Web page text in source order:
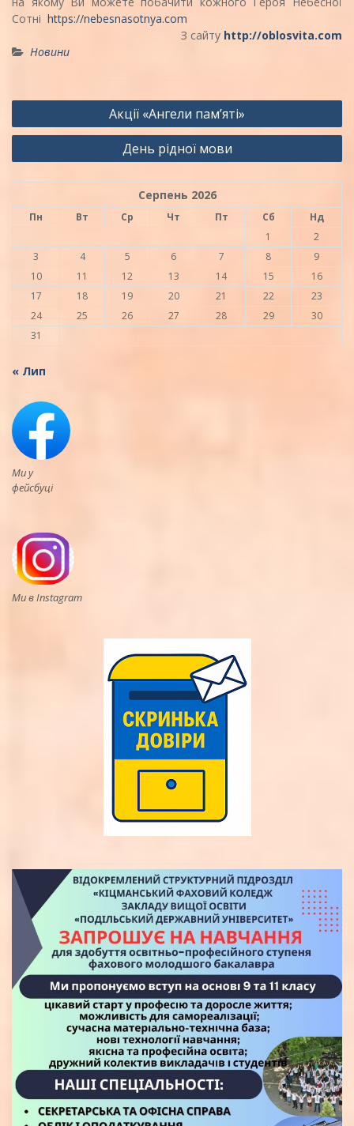
Сотні https://nebesnasotnya.com
З сайту http://oblosvita.com
Новини
Навігація
записів
Акції «Ангели пам’яті»
День рідної мови
Серпень 2026
Пн Вт Ср Чт Пт Сб
Нд
1
2
3
4 5 6 7 8
9
10
11 12 13 14 15
16
17
18 19 20 21 22
23
24
25 26 27 28 29
30
31
« Лип
Ми у
фейсбуці
Ми в Instagram